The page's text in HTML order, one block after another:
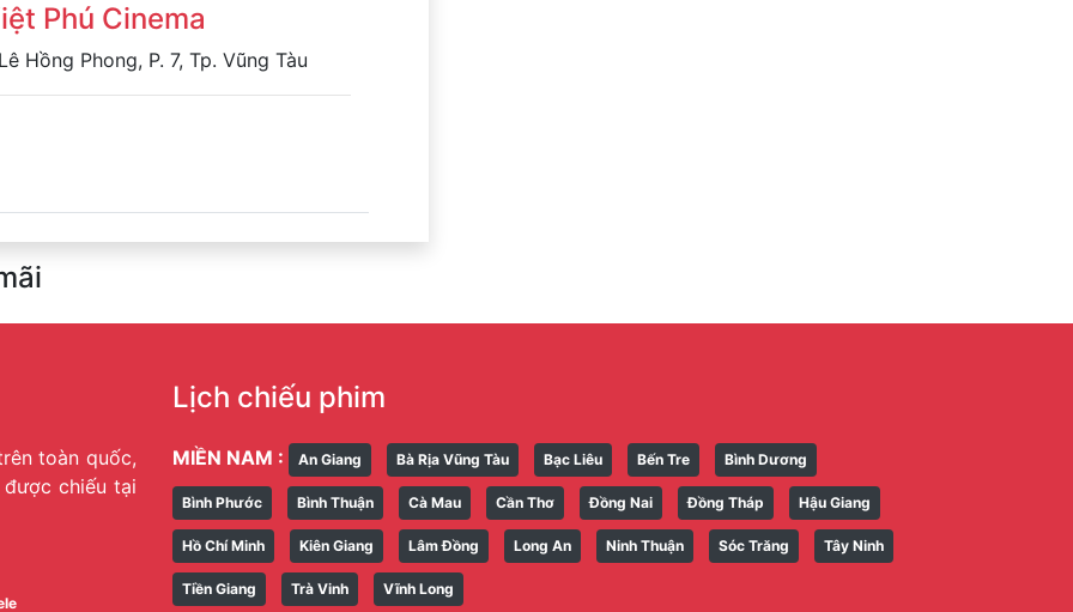
Phú Cinema
Hồng Phong, P. 7, Tp. Vũng Tàu
toàn quốc,
chiếu tại
Lịch chiếu phim
MIỀN NAM : An Giang Bà Rịa Vũng Tàu Bạc Liêu Bến Tre Bình Dương
Bình Phước Bình Thuận Cà Mau Cần Thơ Đồng Nai Đồng Tháp Hậu Giang
Hồ Chí Minh Kiên Giang Lâm Đồng Long An Ninh Thuận Sóc Trăng Tây Ninh
Tiền Giang Trà Vinh Vĩnh Long